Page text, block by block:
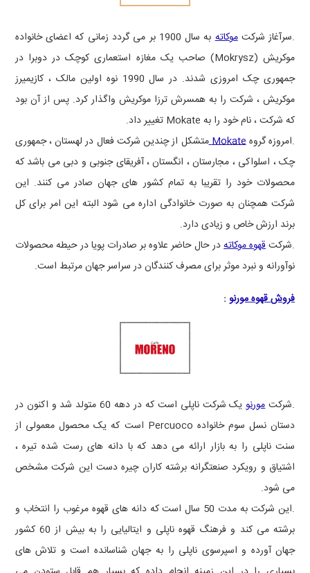
.سرآغاز شرکتموکاته
به سال 1900 بر می گردد زمانی که اعضای خانواده
موکریش (Mokrysz)
صاحب یک مغازه استعماری کوچک در دوبرا در
جمهوری چک امروزی شدند. در سال 1990 نوه اولین مالک ، کازیمیرز
موکریش ،شرکت را به همسرش ترزا موکریش واگذار کرد. پس از آن بود
که شرکت ، نام خود را به Mokate تغییر داد.
.امروزه گروهMokateمتشکل از چندین شرکت فعال در لهستان ، جمهوری
چک ، اسلواکی ، مجارستان ، انگستان ، آفریقای جنوبی و دبی می باشد که
محصولات خود را تقریبا به تمام کشور های جهان صادر می کنند. این
شرکت همچنان به صورت خانوادگی اداره می شود البته این امر برای کل
برند ارزش خاص و زیادی دارد.
.شرکتقهوه موکاتهدر حال حاضر علاوه بر صادرات پویا در حیطه محصولات
نوآورانه و نبرد موثر برای مصرف کنندگان در سراسر جهان مرتبط است.
فروش قهوه مورنو:
.شرکتمورنو
یک شرکت ناپلی است که در دهه 60 متولد شد و اکنون در
دستان نسل سوم خانواده Percuoco است که یک محصول معمولی از
سنت ناپلی را به بازار ارائه می دهد که با دانه های رست شده تیره ،
اشتیاق و رویکرد صنعتگرانه برشته کاران چیره دست این شرکت مشخص
می شود.
.این شرکت به مدت 50 سال است که دانه های قهوه مرغوب را انتخاب و
برشته می کند و فرهنگ قهوه ناپلی و ایتالیایی را به بیش از 60 کشور
جهان آورده و اسپرسوی ناپلی را به جهان شناسانده است و تلاش های